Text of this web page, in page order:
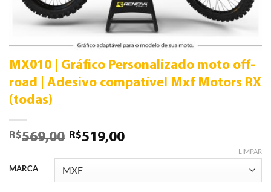
MX010 | Gráfico Personalizado moto off-
road | Adesivo compatível Mxf Motors RX
(todas)
R$569,00 R$519,00
MARCA
LIMPAR